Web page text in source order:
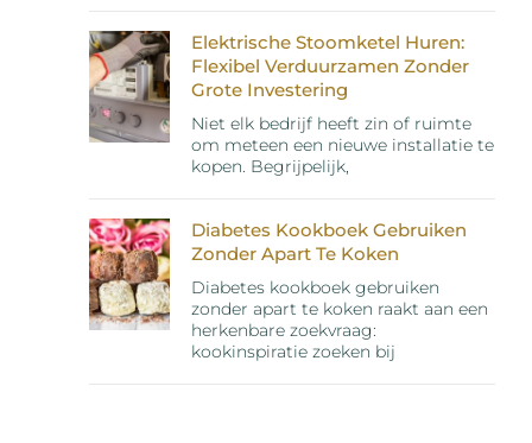
Elektrische Stoomketel Huren:
Flexibel Verduurzamen Zonder
Grote Investering
Niet elk bedrijf heeft zin of ruimte
om meteen een nieuwe installatie te
kopen. Begrijpelijk,
Diabetes Kookboek Gebruiken
Zonder Apart Te Koken
Diabetes kookboek gebruiken
zonder apart te koken raakt aan een
herkenbare zoekvraag:
kookinspiratie zoeken bij